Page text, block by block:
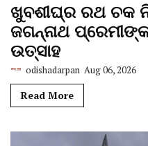
ଖୁବଶୀଘ୍ର ରଥ ଚକ
ଜଗନ୍ନାଥ
ଉତ୍ସାହ
odishadarpan Aug 06, 2026
Read More